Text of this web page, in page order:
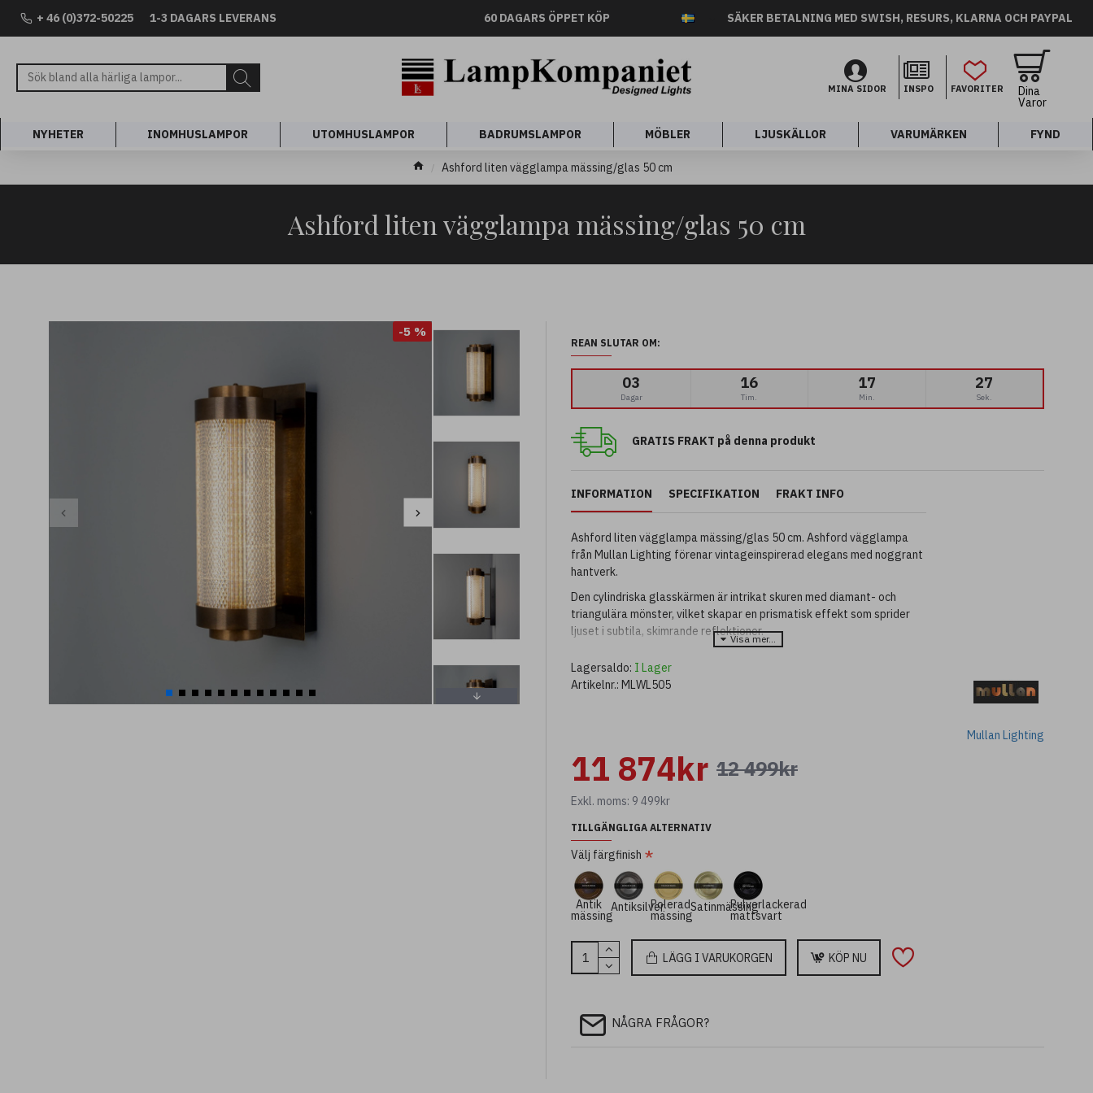
+ 46 (0)372-50225 1-3 DAGARS LEVERANS 60 DAGARS ÖPPET KÖP SÄKER BETALNING MED SWISH, RESURS, KLARNA OCH PAYPAL
MINA SIDOR INSPO FAVORITER Dina
Varor
NYHETER INOMHUSLAMPOR UTOMHUSLAMPOR BADRUMSLAMPOR MÖBLER LJUSKÄLLOR VARUMÄRKEN FYND
Ashford liten vägglampa mässing/glas 50 cm
Ashford liten vägglampa mässing/glas 50 cm
-5 %
INFORMATION SPECIFIKATION FRAKT INFO
Ashford liten vägglampa mässing/glas 50 cm. Ashford vägglampa
från Mullan Lighting förenar vintageinspirerad elegans med noggrant
hantverk.
Den cylindriska glasskärmen är intrikat skuren med diamant- och
triangulära mönster, vilket skapar en prismatisk effekt som sprider
ljuset i subtila, skimrande reflektioner.
hållbarhet med dekorativ finess.
hotellmiljöer och tillför tidlös stil med modern funktionalitet.
För större utrymmen finns även en matchande större version.
GRATIS FRAKT på denna produkt
REAN SLUTAR OM:
03
Dagar
16
Tim.
17
Min.
26
Sek.
12 499kr
11 874kr
Exkl. moms: 9 499kr
Lagersaldo: I Lager
Artikelnr.: MLWL505
Mullan Lighting
TILLGÄNGLIGA ALTERNATIV
Välj färgfinish
Antik
mässing
AntiksilverPolerad
mässing
SatinmässingPulverlackerad
mattsvart
LÄGG I VARUKORGEN KÖP NU
NÅGRA FRÅGOR?